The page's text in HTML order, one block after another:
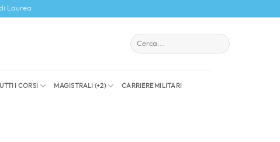
Laurea
I CORSI MAGISTRALI (+2) CARRIERE MILITARI